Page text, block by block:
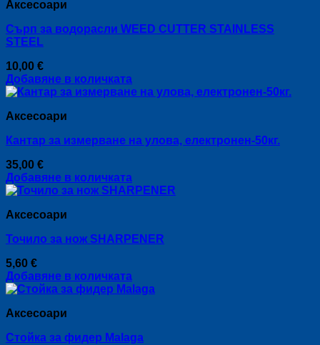
Аксесоари
Сърп за водорасли WEED CUTTER STAINLESS
STEEL
10,00 €
Добавяне в количката
Аксесоари
Кантар за измерване на улова, електронен-50кг.
35,00 €
Добавяне в количката
Аксесоари
Точило за нож SHARPENER
5,60 €
Добавяне в количката
Аксесоари
Стойка за фидер Malaga